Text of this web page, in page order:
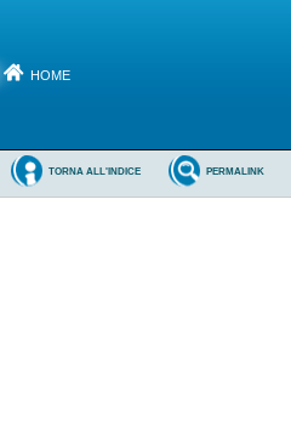
HOME
PERMALINK
TORNA ALL'INDICE